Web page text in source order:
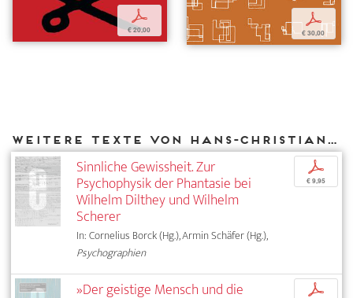
p
€ 20,00
p
€ 30,00
Weitere Texte von Hans-Christian von Herrmann bei DIAPHANES
Sinnliche Gewissheit. Zur
Psychophysik der Phantasie bei
Wilhelm Dilthey und Wilhelm
Scherer
In: Cornelius Borck (Hg.), Armin Schäfer (Hg.),
Psychographien
p
€ 9,95
»Der geistige Mensch und die p